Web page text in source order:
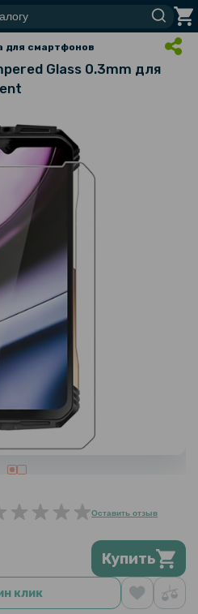
для смартфонов
Glass 0.3mm для
Оставить отзыв
Купить
клик